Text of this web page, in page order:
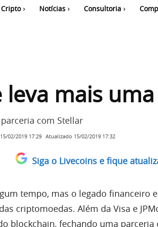
Notícias Consultoria
mais uma
com Stellar
15/02/2019 17:29 Atualizado 15/02/2019 17:32
Siga o Livecoins e fique
tempo, mas o legado financeiro
criptomoedas. Além da Visa e
blockchain, fechando uma parceria